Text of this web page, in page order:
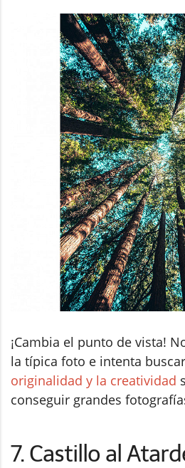
¡Cambia el punto de vista!
la típica foto e intenta
originalidad y la creatividad
conseguir grandes
7. Castillo al